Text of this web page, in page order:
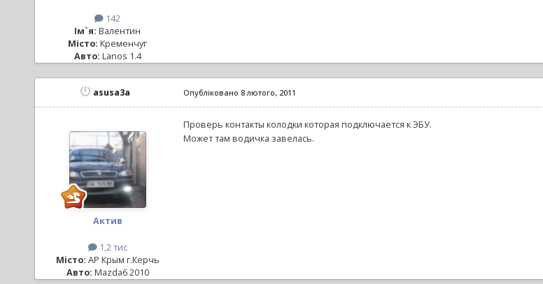
142
Ім`я: Валентин
Місто: Кременчуг
Авто: Lanos 1.4
asusa3a
Актив
1,2 тис
Місто: АР Крым г.Керчь
Авто: Mazda6 2010
Опубліковано 8 лютого, 2011
Проверь контакты колодки которая подключается к ЭБУ.
Может там водичка завелась.